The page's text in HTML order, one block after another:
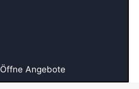
Öffne Angebote